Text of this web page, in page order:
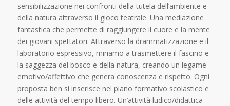
sensibilizzazione nei confronti della tutela dell’ambiente e
della natura attraverso il gioco teatrale. Una mediazione
fantastica che permette di raggiungere il cuore e la mente
dei giovani spettatori. Attraverso la drammatizzazione e il
laboratorio espressivo, miriamo a trasmettere il fascino e
la saggezza del bosco e della natura, creando un legame
emotivo/affettivo che genera conoscenza e rispetto. Ogni
proposta ben si inserisce nel piano formativo scolastico e
delle attività del tempo libero. Un’attività ludico/didattica